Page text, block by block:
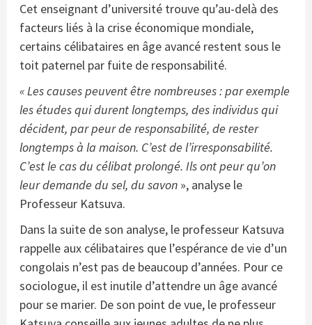
Cet enseignant d’université trouve qu’au-delà des
facteurs liés à la crise économique mondiale,
certains célibataires en âge avancé restent sous le
toit paternel par fuite de responsabilité.
« Les causes peuvent être nombreuses : par exemple
les études qui durent longtemps, des individus qui
décident, par peur de responsabilité, de rester
longtemps à la maison. C’est de l’irresponsabilité.
C’est le cas du célibat prolongé. Ils ont peur qu’on
leur demande du sel, du savon », analyse le
Professeur Katsuva.
Dans la suite de son analyse, le professeur Katsuva
rappelle aux célibataires que l’espérance de vie d’un
congolais n’est pas de beaucoup d’années. Pour ce
sociologue, il est inutile d’attendre un âge avancé
pour se marier. De son point de vue, le professeur